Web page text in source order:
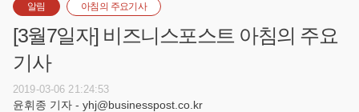
알림 아침의 주요기사
[3월7일자] 비즈니스포스트 아침의 주요
기사
2019-03-06 21:24:53
윤휘종 기자 - yhj@businesspost.co.kr